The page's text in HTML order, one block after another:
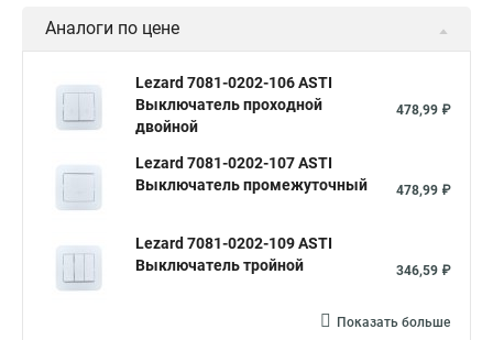
Аналоги по цене
Lezard 7081-0202-106 ASTI
Выключатель проходной
двойной
478,99 ₽
Lezard 7081-0202-107 ASTI
Выключатель промежуточный
478,99 ₽
Lezard 7081-0202-109 ASTI
Выключатель тройной
346,59 ₽
Показать больше